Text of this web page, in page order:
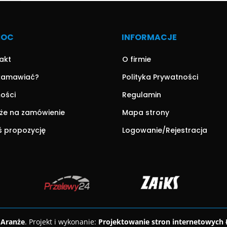
na zamówienie
propozycję
INFORMACJE
O firmie
Polityka Prywatności
Regulamin
Mapa strony
Logowanie/Rejestracja
. Projekt i wykonanie: Projektowanie stron internetowych